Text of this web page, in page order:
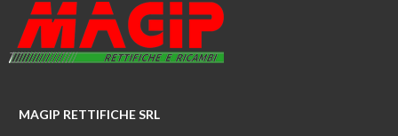
MAGIP RETTIFICHE SRL